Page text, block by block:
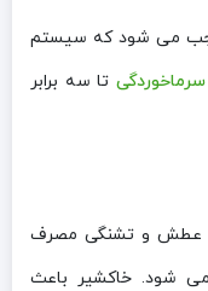
می شود که سیستم
تا سه برابر
از عطش و تشنگی مصرف
می شود. خاکشیر باعث